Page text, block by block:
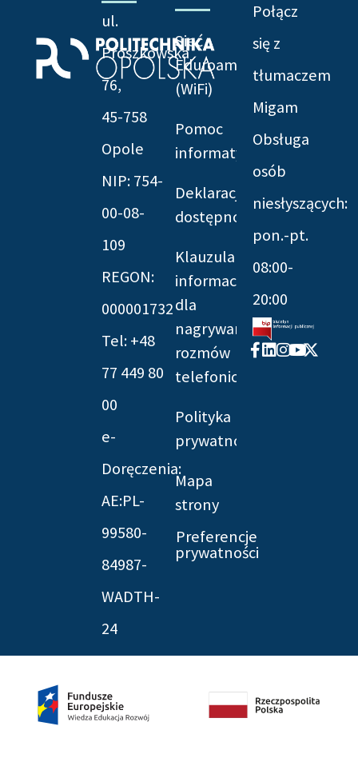
ul.
Prószkowska
76,
45-758
Opole
NIP: 754-
00-08-
109
REGON:
000001732
Tel: +48
77 449 80
00
e-
Doręczenia:
AE:PL-
99580-
84987-
WADTH-
24
Sieć
Eduroam
(WiFi)
Pomoc
informatyczna
Deklaracja
dostępności
Klauzula
informacyjna
dla
nagrywania
rozmów
telefonicznych
Polityka
prywatności
Mapa
strony
Preferencje
prywatności
Połącz
się z
tłumaczem
Migam
Obsługa
osób
niesłyszących:
pon.-pt.
08:00-
20:00
Facebook-
f
Linkedin
Instagram
Youtube
X-
twitter